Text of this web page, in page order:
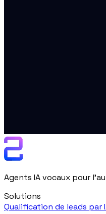
Agents IA vocaux pour
Solutions
Qualification de leads par